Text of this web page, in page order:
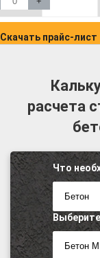
Скачать прайс-лист
расчета
Что